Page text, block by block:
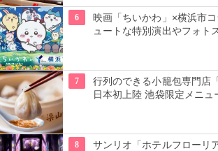
6
映画「ちいかわ」×横浜市
ュートな特別演出やフォト
7
行列のできる小籠包専門店
日本初上陸 池袋限定メニュ
8
サンリオ「ホテルフローリ